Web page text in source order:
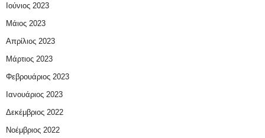
Ιούνιος 2023
Μάιος 2023
Απρίλιος 2023
Μάρτιος 2023
Φεβρουάριος 2023
Ιανουάριος 2023
Δεκέμβριος 2022
Νοέμβριος 2022